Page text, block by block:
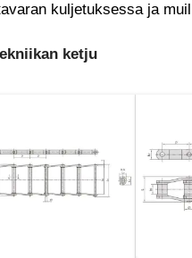
kuljetuksessa ja
ketju